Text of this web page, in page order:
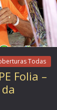
Todas
Folia –